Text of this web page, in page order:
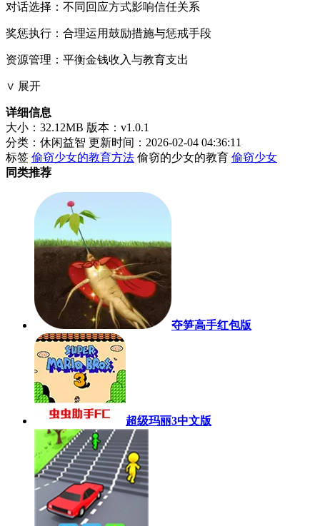
对话选择：不同回应方式影响信任关系
奖惩执行：合理运用鼓励措施与惩戒手段
资源管理：平衡金钱收入与教育支出
∨ 展开
详细信息
大小：32.12MB 版本：v1.0.1
分类：休闲益智 更新时间：2026-02-04 04:36:11
标签 偷窃少女的教育方法 偷窃的少女的教育 偷窃少女
同类推荐
夺笋高手红包版
超级玛丽3中文版